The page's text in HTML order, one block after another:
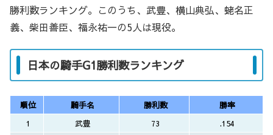
勝利数ランキング。このうち、武豊、横山典弘、蛯名正
義、柴田善臣、福永祐一の5人は現役。
日本の騎手G1勝利数ランキング
順位 騎手名 勝利数
勝率
1
武豊 73
.154